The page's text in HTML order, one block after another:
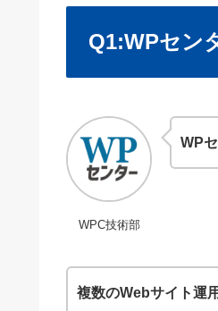
Q1:WPセン
WPC技術部
WP
複数のWebサイト運